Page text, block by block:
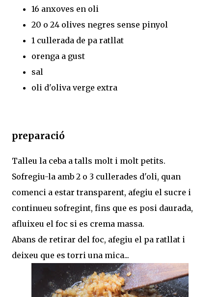
16 anxoves en oli
20 o 24 olives negres sense pinyol
1 cullerada de pa ratllat
orenga a gust
sal
oli d'oliva verge extra
preparació
Talleu la ceba a talls molt i molt petits.
Sofregiu-la amb 2 o 3 cullerades d'oli, quan
comenci a estar transparent, afegiu el sucre i
continueu sofregint, fins que es posi daurada,
afluixeu el foc si es crema massa.
Abans de retirar del foc, afegiu el pa ratllat i
deixeu que es torri una mica...